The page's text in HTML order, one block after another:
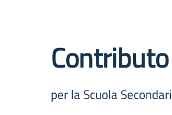
per la Scuola